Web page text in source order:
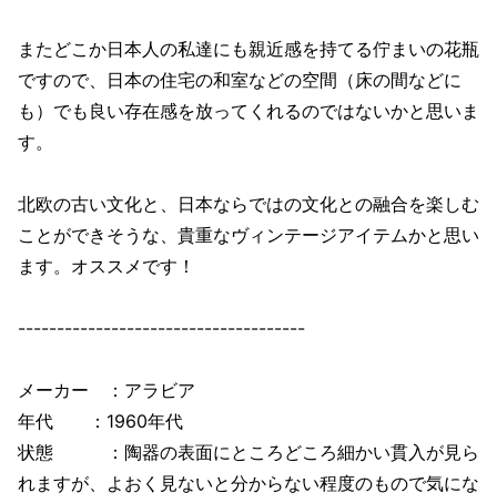
またどこか日本人の私達にも親近感を持てる佇まいの花瓶
ですので、日本の住宅の和室などの空間（床の間などに
も）でも良い存在感を放ってくれるのではないかと思いま
す。
北欧の古い文化と、日本ならではの文化との融合を楽しむ
ことができそうな、貴重なヴィンテージアイテムかと思い
ます。オススメです！
-------------------------------------
メーカー ：アラビア
年代 ：1960年代
状態 ：陶器の表面にところどころ細かい貫入が見ら
れますが、よおく見ないと分からない程度のもので気にな